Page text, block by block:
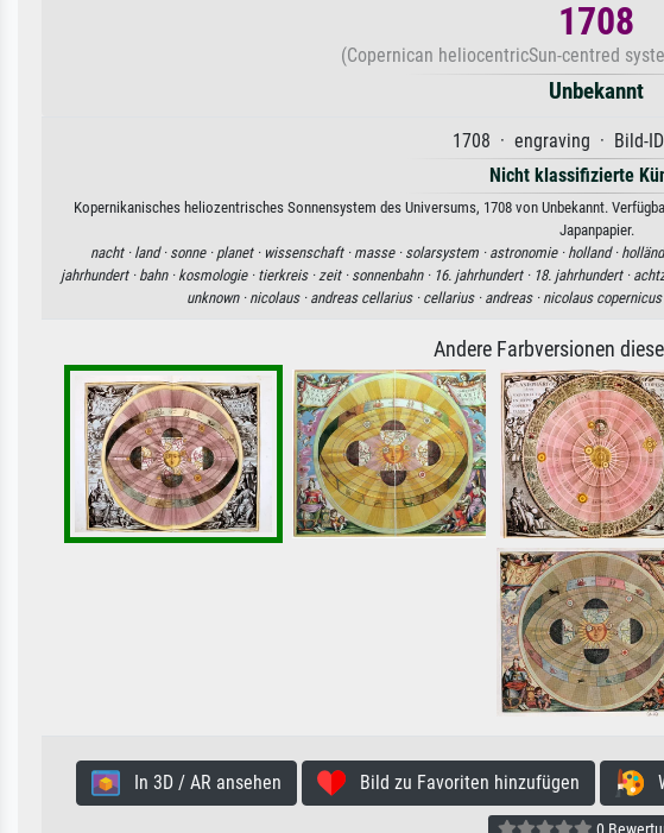
1708
(Copernican heliocentricSun-centred
Unbekannt
1708 · engraving · Bild-
Nicht klassifizierte
Kopernikanisches heliozentrisches Sonnensystem des Universums, 1708 von Unbekannt.
Japanpapier.
nacht · land · sonne · planet · wissenschaft · masse · solarsystem · astronomie · holland ·
jahrhundert · bahn · kosmologie · tierkreis · zeit · sonnenbahn · 16. jahrhundert · 18. jahrhundert ·
unknown · nicolaus · andreas cellarius · cellarius · andreas · nicolaus copernicus
Andere Farbversionen
In 3D / AR ansehen Bild zu Favoriten hinzufügen